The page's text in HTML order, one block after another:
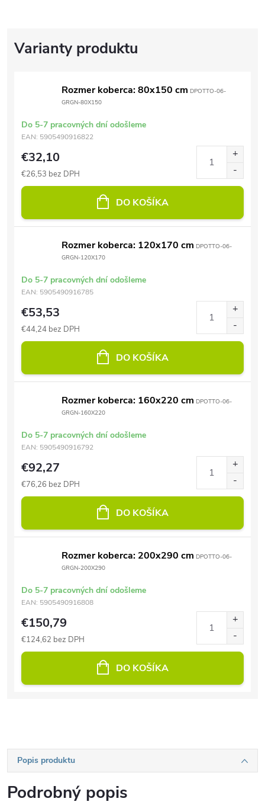
Rozmer koberca: 80x150 cm DPOTTO-06-
GRGN-80X150
Do 5-7 pracovných dní odošleme
EAN: 5905490916822
€32,10
€26,53 bez DPH
DO KOŠÍKA
Rozmer koberca: 120x170 cm DPOTTO-06-
GRGN-120X170
Do 5-7 pracovných dní odošleme
EAN: 5905490916785
€53,53
€44,24 bez DPH
DO KOŠÍKA
Rozmer koberca: 160x220 cm DPOTTO-06-
GRGN-160X220
Do 5-7 pracovných dní odošleme
EAN: 5905490916792
€92,27
€76,26 bez DPH
DO KOŠÍKA
Rozmer koberca: 200x290 cm DPOTTO-06-
GRGN-200X290
Do 5-7 pracovných dní odošleme
EAN: 5905490916808
€150,79
€124,62 bez DPH
DO KOŠÍKA
Popis produktu
Podrobný popis